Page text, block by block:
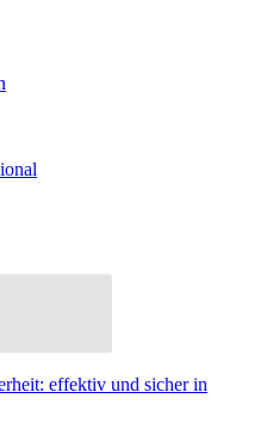
effektiv und sicher in